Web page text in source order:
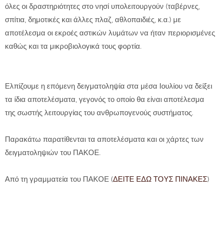
όλες οι δραστηριότητες στο νησί υπολειτουργούν (ταβέρνες,
σπίτια, δημοτικές και άλλες πλαζ, αθλοπαιδιές, κ.α.) με
αποτέλεσμα οι εκροές αστικών λυμάτων να ήταν περιορισμένες
καθώς και τα μικροβιολογικά τους φορτία.
Ελπίζουμε η επόμενη δειγματοληψία στα μέσα Ιουλίου να δείξει
τα ίδια αποτελέσματα, γεγονός το οποίο θα είναι αποτέλεσμα
της σωστής λειτουργίας του ανθρωπογενούς συστήματος.
Παρακάτω παρατίθενται τα αποτελέσματα και οι χάρτες των
δειγματοληψιών του ΠΑΚΟΕ.
Από τη γραμματεία του ΠΑΚΟΕ (ΔΕΙΤΕ ΕΔΩ ΤΟΥΣ ΠΙΝΑΚΕΣ)